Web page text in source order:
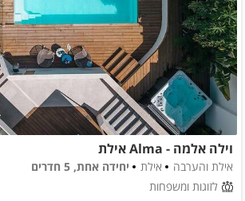
וילה אלמה - Alma אילת
אילת והערבה אילת
יחידה אחת, 5 חדרים
לזוגות ומשפחות